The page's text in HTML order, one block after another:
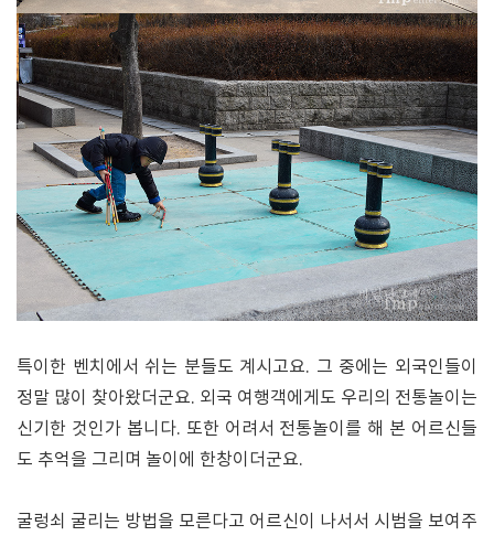
특이한 벤치에서 쉬는 분들도 계시고요. 그 중에는 외국인들이
정말 많이 찾아왔더군요. 외국 여행객에게도 우리의 전통놀이는
신기한 것인가 봅니다. 또한 어려서 전통놀이를 해 본 어르신들
도 추억을 그리며 놀이에 한창이더군요.
굴렁쇠 굴리는 방법을 모른다고 어르신이 나서서 시범을 보여주